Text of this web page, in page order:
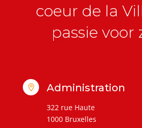
coeur de la
passie voor
 Administration
322 rue Haute
1000 Bruxelles